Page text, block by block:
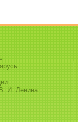
И. Ленина